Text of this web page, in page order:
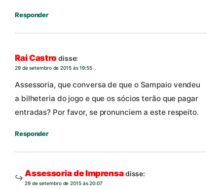
Responder
Rai Castro disse:
29 de setembro de 2015 às 19:55
Assessoria, que conversa de que o Sampaio vendeu
a bilheteria do jogo e que os sócios terão que pagar
entradas? Por favor, se pronunciem a este respeito.
Responder
Assessoria de Imprensadisse:
29 de setembro de 2015 às 20:07